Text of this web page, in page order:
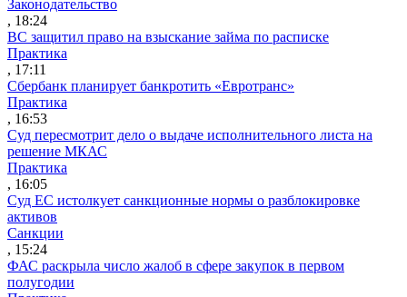
Законодательство
, 18:24
ВС защитил право на взыскание займа по расписке
Практика
, 17:11
Сбербанк планирует банкротить «Евротранс»
Практика
, 16:53
Суд пересмотрит дело о выдаче исполнительного листа на
решение МКАС
Практика
, 16:05
Суд ЕС истолкует санкционные нормы о разблокировке
активов
Санкции
, 15:24
ФАС раскрыла число жалоб в сфере закупок в первом
полугодии